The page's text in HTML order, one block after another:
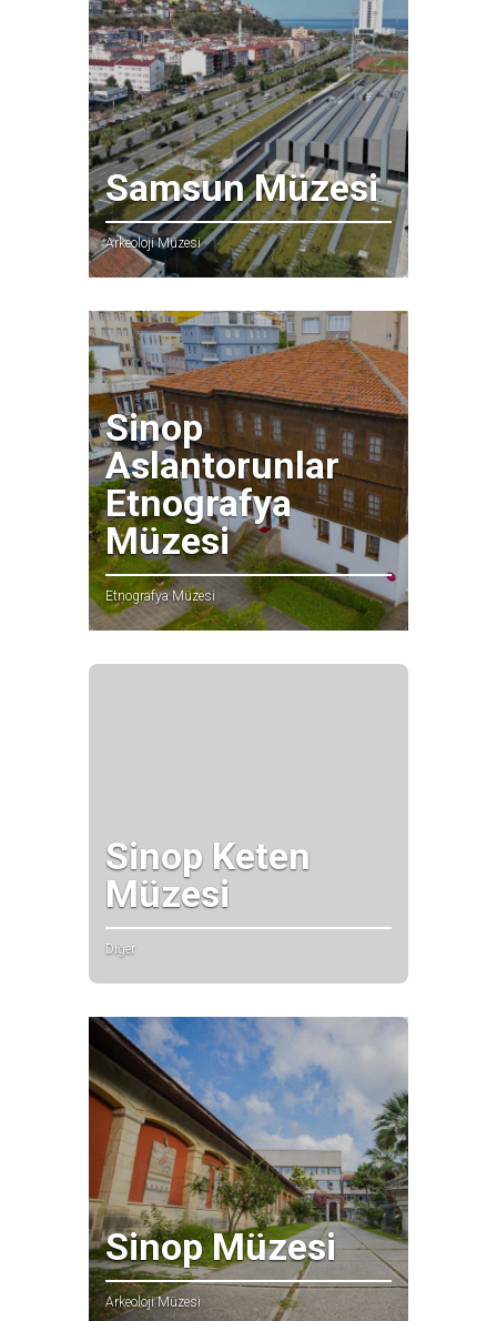
Samsun Müzesi
Arkeoloji Müzesi
Sinop
Aslantorunlar
Etnografya
Müzesi
Etnografya Müzesi
Sinop Keten
Müzesi
Diğer
Sinop Müzesi
Arkeoloji Müzesi